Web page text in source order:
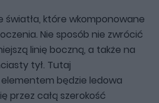
światła, które wkomponowane
Nie sposób nie zwrócić
linię boczną, a także na
tył. Tutaj
będzie ledowa
przez całą szerokość